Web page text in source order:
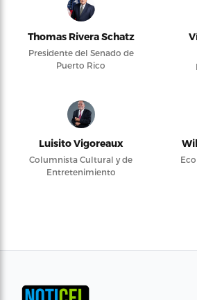
Thomas Rivera Schatz
Presidente del Senado de
Puerto Rico
Luisito Vigoreaux
Columnista Cultural y de
Entretenimiento